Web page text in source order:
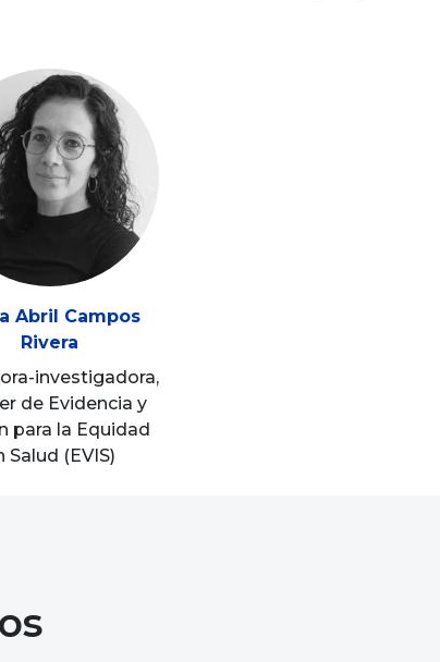
Abril Campos
Rivera
investigadora,
de Evidencia y
para la Equidad
Salud (EVIS)